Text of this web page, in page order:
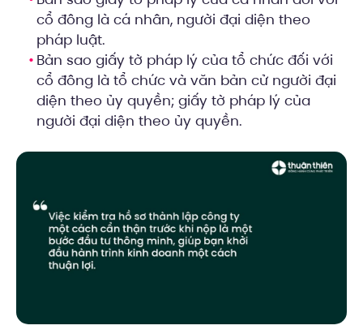
cổ đông là cá nhân, người đại diện theo
pháp luật.
Bản sao giấy tờ pháp lý của tổ chức đối với
cổ đông là tổ chức và văn bản cử người đại
diện theo ủy quyền; giấy tờ pháp lý của
người đại diện theo ủy quyền.